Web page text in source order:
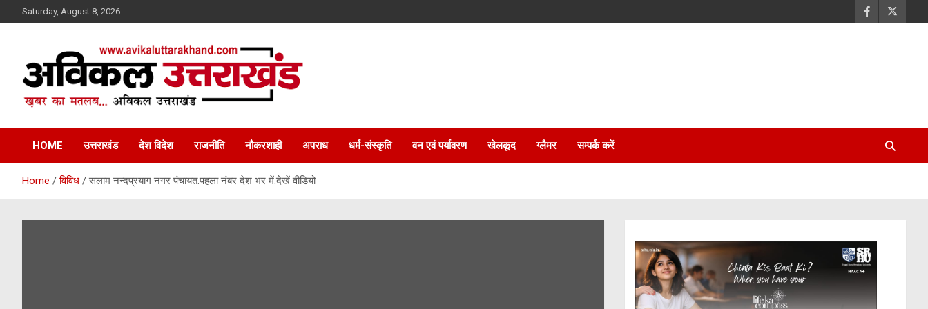
to
Saturday, August 8, 2026
Avikal Uttarakhand
HOME उत्तराखंड देश विदेश राजनीति नौकरशाही अपराध धर्म-संस्कृति वन एवं पर्यावरण खेलकूद ग्लैमर सम्पर्क करें
Home विविध सलाम नन्दप्रयाग नगर पंचायत.पहला नंबर देश भर में.देखें वीडियो